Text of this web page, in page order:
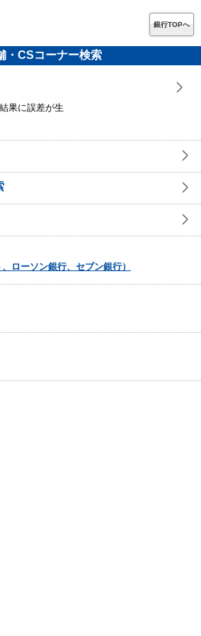
銀行TOPへ
・CSコーナー検索
果に誤差が生
ローソン銀行、セブン銀行）